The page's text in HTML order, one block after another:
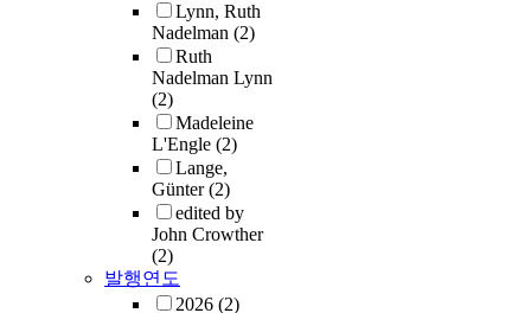
Lynn, Ruth
Nadelman (2)
Ruth
Nadelman Lynn
(2)
Madeleine
L'Engle (2)
Lange,
Günter(2)
edited by
John Crowther
(2)
발행연도
2026 (2)